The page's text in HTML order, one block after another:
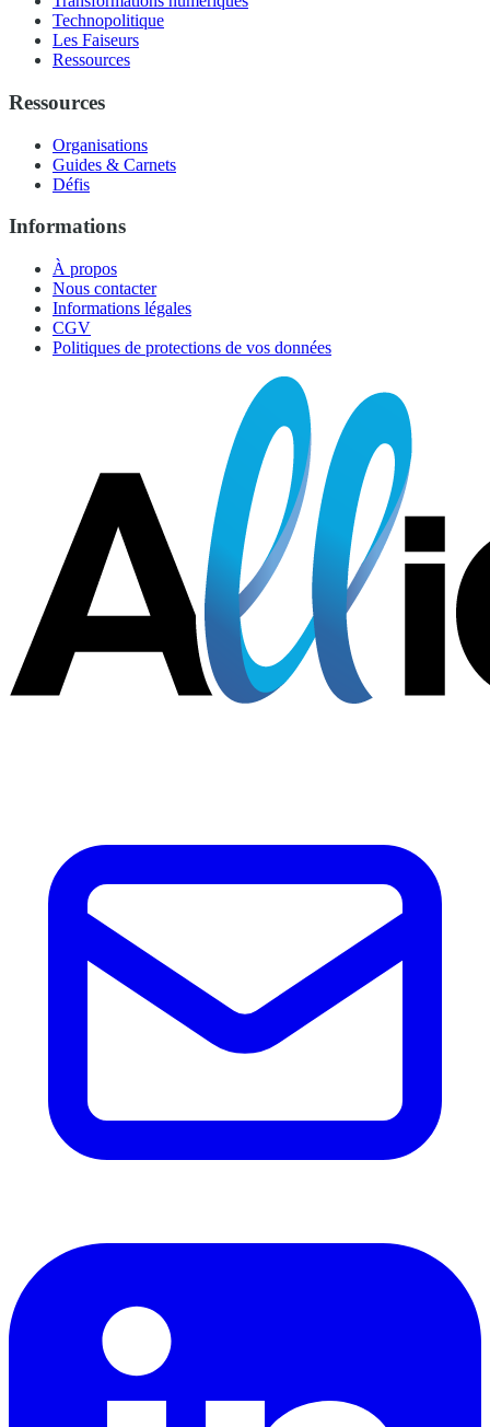
Technopolitique
Les Faiseurs
Ressources
Ressources
Organisations
Guides & Carnets
Défis
Informations
À propos
Nous contacter
Informations légales
CGV
Politiques de protections de vos données